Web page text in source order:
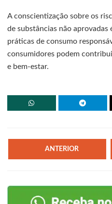
A conscientização sobre os
de substâncias não
práticas de consumo
consumidores podem
e bem-estar.
ANTERIOR